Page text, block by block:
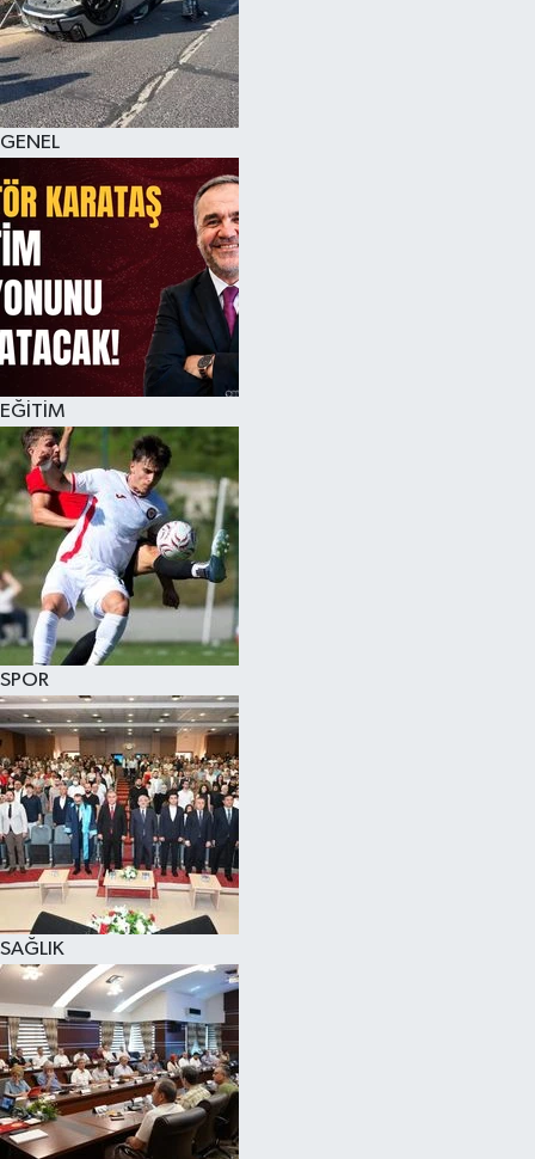
GENEL
EĞİTİM
SPOR
SAĞLIK
KÜLTÜR SANAT
MAGAZİN
SAĞLIK
SİYASET
SPOR
TEKNOLOJİ
VİZYONDAKİLER
YAŞAM